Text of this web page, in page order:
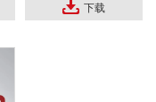
下载